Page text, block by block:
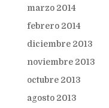
marzo 2014
febrero 2014
diciembre 2013
noviembre 2013
octubre 2013
agosto 2013